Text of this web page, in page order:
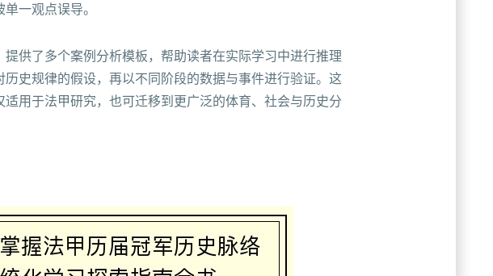
一观点误导。
提供了多个案例分析模板，帮助读者在实际学习中进行推理
历史规律的假设，再以不同阶段的数据与事件进行验证。这
用于法甲研究，也可迁移到更广泛的体育、社会与历史分